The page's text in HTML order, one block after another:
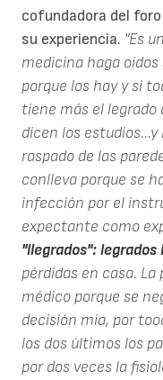
cofundadora del foro
su experiencia. "Es
medicina haga
porque los hay y si
tiene más el
dicen los
raspado de las
conlleva porque se
infección por el
expectante como
"ilegrados":
pérdidas en casa.
médico porque se
decisión mía, por
los dos últimos los
por dos veces la